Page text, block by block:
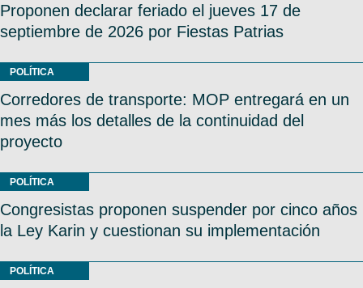
Proponen declarar feriado el jueves 17 de
septiembre de 2026 por Fiestas Patrias
POLÍTICA
Corredores de transporte: MOP entregará en un
mes más los detalles de la continuidad del
proyecto
POLÍTICA
Congresistas proponen suspender por cinco años
la Ley Karin y cuestionan su implementación
POLÍTICA